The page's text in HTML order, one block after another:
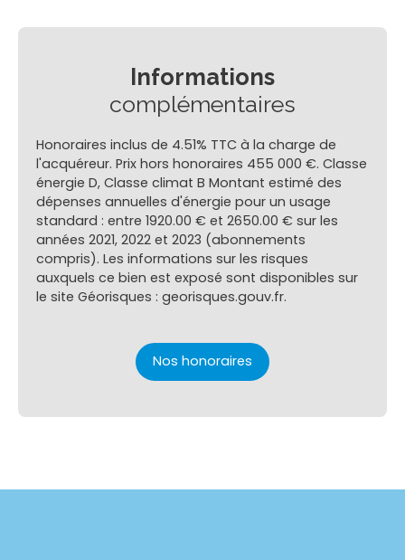
Informations
complémentaires
Honoraires inclus de 4.51% TTC à la charge de
l'acquéreur. Prix hors honoraires 455 000 €. Classe
énergie D, Classe climat B Montant estimé des
dépenses annuelles d'énergie pour un usage
standard : entre 1920.00 € et 2650.00 € sur les
années 2021, 2022 et 2023 (abonnements
compris). Les informations sur les risques
auxquels ce bien est exposé sont disponibles sur
le site Géorisques : georisques.gouv.fr.
Nos honoraires